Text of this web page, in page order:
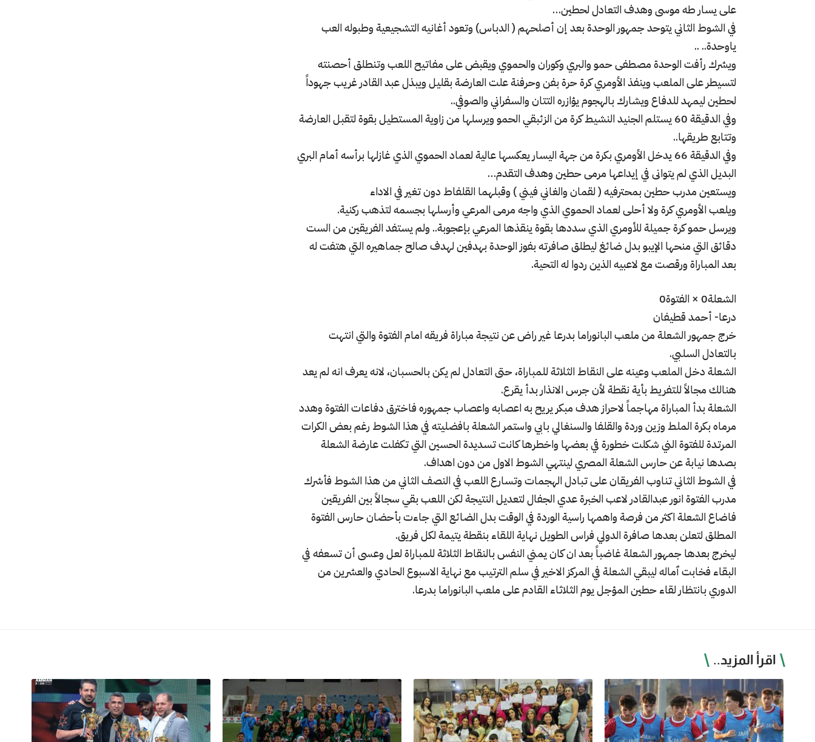
على يسار طه موسى وهدف التعادل لحطين…
في الشوط الثاني يتوحد جمهور الوحدة بعد إن أصلحهم ( الدباس) وتعود أغانيه التشجيعية وطبوله العب
ياوحدة.. ..
ويشرك رأفت الوحدة مصطفى حمو والبري وكوران والحموي ويقبض على مفاتيح اللعب وتنطلق أحصنته
لتسيطر على الملعب وينفذ الأومري كرة حرة بفن وحرفنة علت العارضة بقليل ويبذل عبد القادر غريب جهوداً
لحطين ليمهد للدفاع ويشارك بالهجوم يؤازره التتان والسفراني والصوفي..
وفي الدقيقة 60 يستلم الجنيد النشيط كرة من الزئبقي الحمو ويرسلها من زاوية المستطيل بقوة لتقبل العارضة
وتتابع طريقها..
وفي الدقيقة 66 يدخل الأومري بكرة من جهة اليسار يعكسها عالية لعماد الحموي الذي غازلها برأسه أمام البري
البديل الذي لم يتوانى في إيداعها مرمى حطين وهدف التقدم…
ويستعين مدرب حطين بمحترفيه ( لقمان والغاني فيني ) وقبلهما القلفاط دون تغير في الاداء
ويلعب الأومري كرة ولا أحلى لعماد الحموي الذي واجه مرمى المرعي وأرسلها بجسمه لتذهب ركنية.
ويرسل حمو كرة جميلة للأومري الذي سددها بقوة ينقذها المرعي بإعجوبة.. ولم يستفد الفريقين من الست
دقائق التي منحها الإيبو بدل ضائغ ليطلق صافرته بفوز الوحدة بهدفين لهدف صالح جماهيره التي هتفت له
بعد المباراة ورقصت مع لاعبيه الذين ردوا له التحية.
الشعلة0 × الفتوة0
درعا- أحمد قطيفان
خرج جمهور الشعلة من ملعب البانوراما بدرعا غير راض عن نتيجة مباراة فريقه امام الفتوة والتي انتهت
بالتعادل السلبي.
الشعلة دخل الملعب وعينه على النقاط الثلاثة للمباراة، حتى التعادل لم يكن بالحسبان، لانه يعرف انه لم يعد
هنالك مجالاً للتفريط بأية نقطة لأن جرس الانذار بدأ يقرع.
الشعلة بدأ المباراة مهاجماً لاحراز هدف مبكر يريح به اعصابه واعصاب جمهوره فاخترق دفاعات الفتوة وهدد
مرماه بكرة الملط وزين وردة والقلفا والسنغالي بابي واستمر الشعلة بافضليته في هذا الشوط رغم بعض الكرات
المرتدة للفتوة الني شكلت خطورة في بعضها واخطرها كانت تسديدة الحسين التي تكفلت عارضة الشعلة
بصدها نيابة عن حارس الشعلة المصري لينتهي الشوط الاول من دون اهداف.
في الشوط الثاني تناوب الفريقان على تبادل الهجمات وتسارع اللعب في النصف الثاني من هذا الشوط فأشرك
مدرب الفتوة انور عبدالقادر لاعب الخبرة عدي الجفال لتعديل النتيجة لكن اللعب بقي سجالاً بين الفريقين
فاضاع الشعلة اكثر من فرصة واهمها راسية الوردة في الوقت بدل الضائع التي جاءت بأحضان حارس الفتوة
المطلق لتعلن بعدها صافرة الدولي فراس الطويل نهاية اللقاء بنقطة يتيمة لكل فريق.
ليخرج بعدها جمهور الشعلة غاضباً بعد ان كان يمني النفس بالنقاط الثلاثة للمباراة لعل وعسى أن تسعفه في
البقاء فخابت ٱماله ليبقي الشعلة في المركز الاخير في سلم الترتيب مع نهاية الاسبوع الحادي والعشرين من
الدوري بانتظار لقاء حطين المؤجل يوم الثلاثاء القادم على ملعب البانوراما بدرعا.
اقرأ المزيد..